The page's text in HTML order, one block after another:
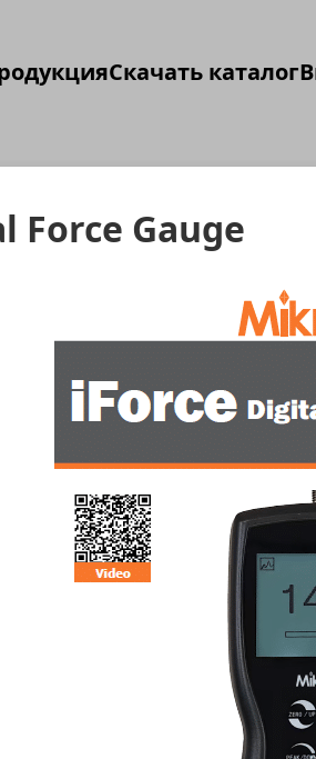
Скачать каталог
Force Gauge